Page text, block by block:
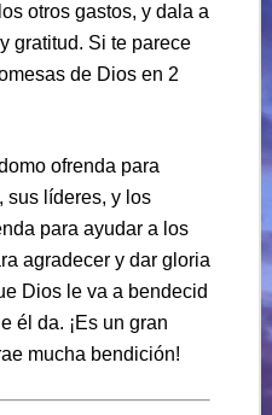
otros gastos, y dala a
gratitud. Si te parece
de Dios en 2
ofrenda para
sus líderes, y los
para ayudar a los
agradecer y dar gloria
Dios le va a bendecid
él da. ¡Es un gran
mucha bendición!